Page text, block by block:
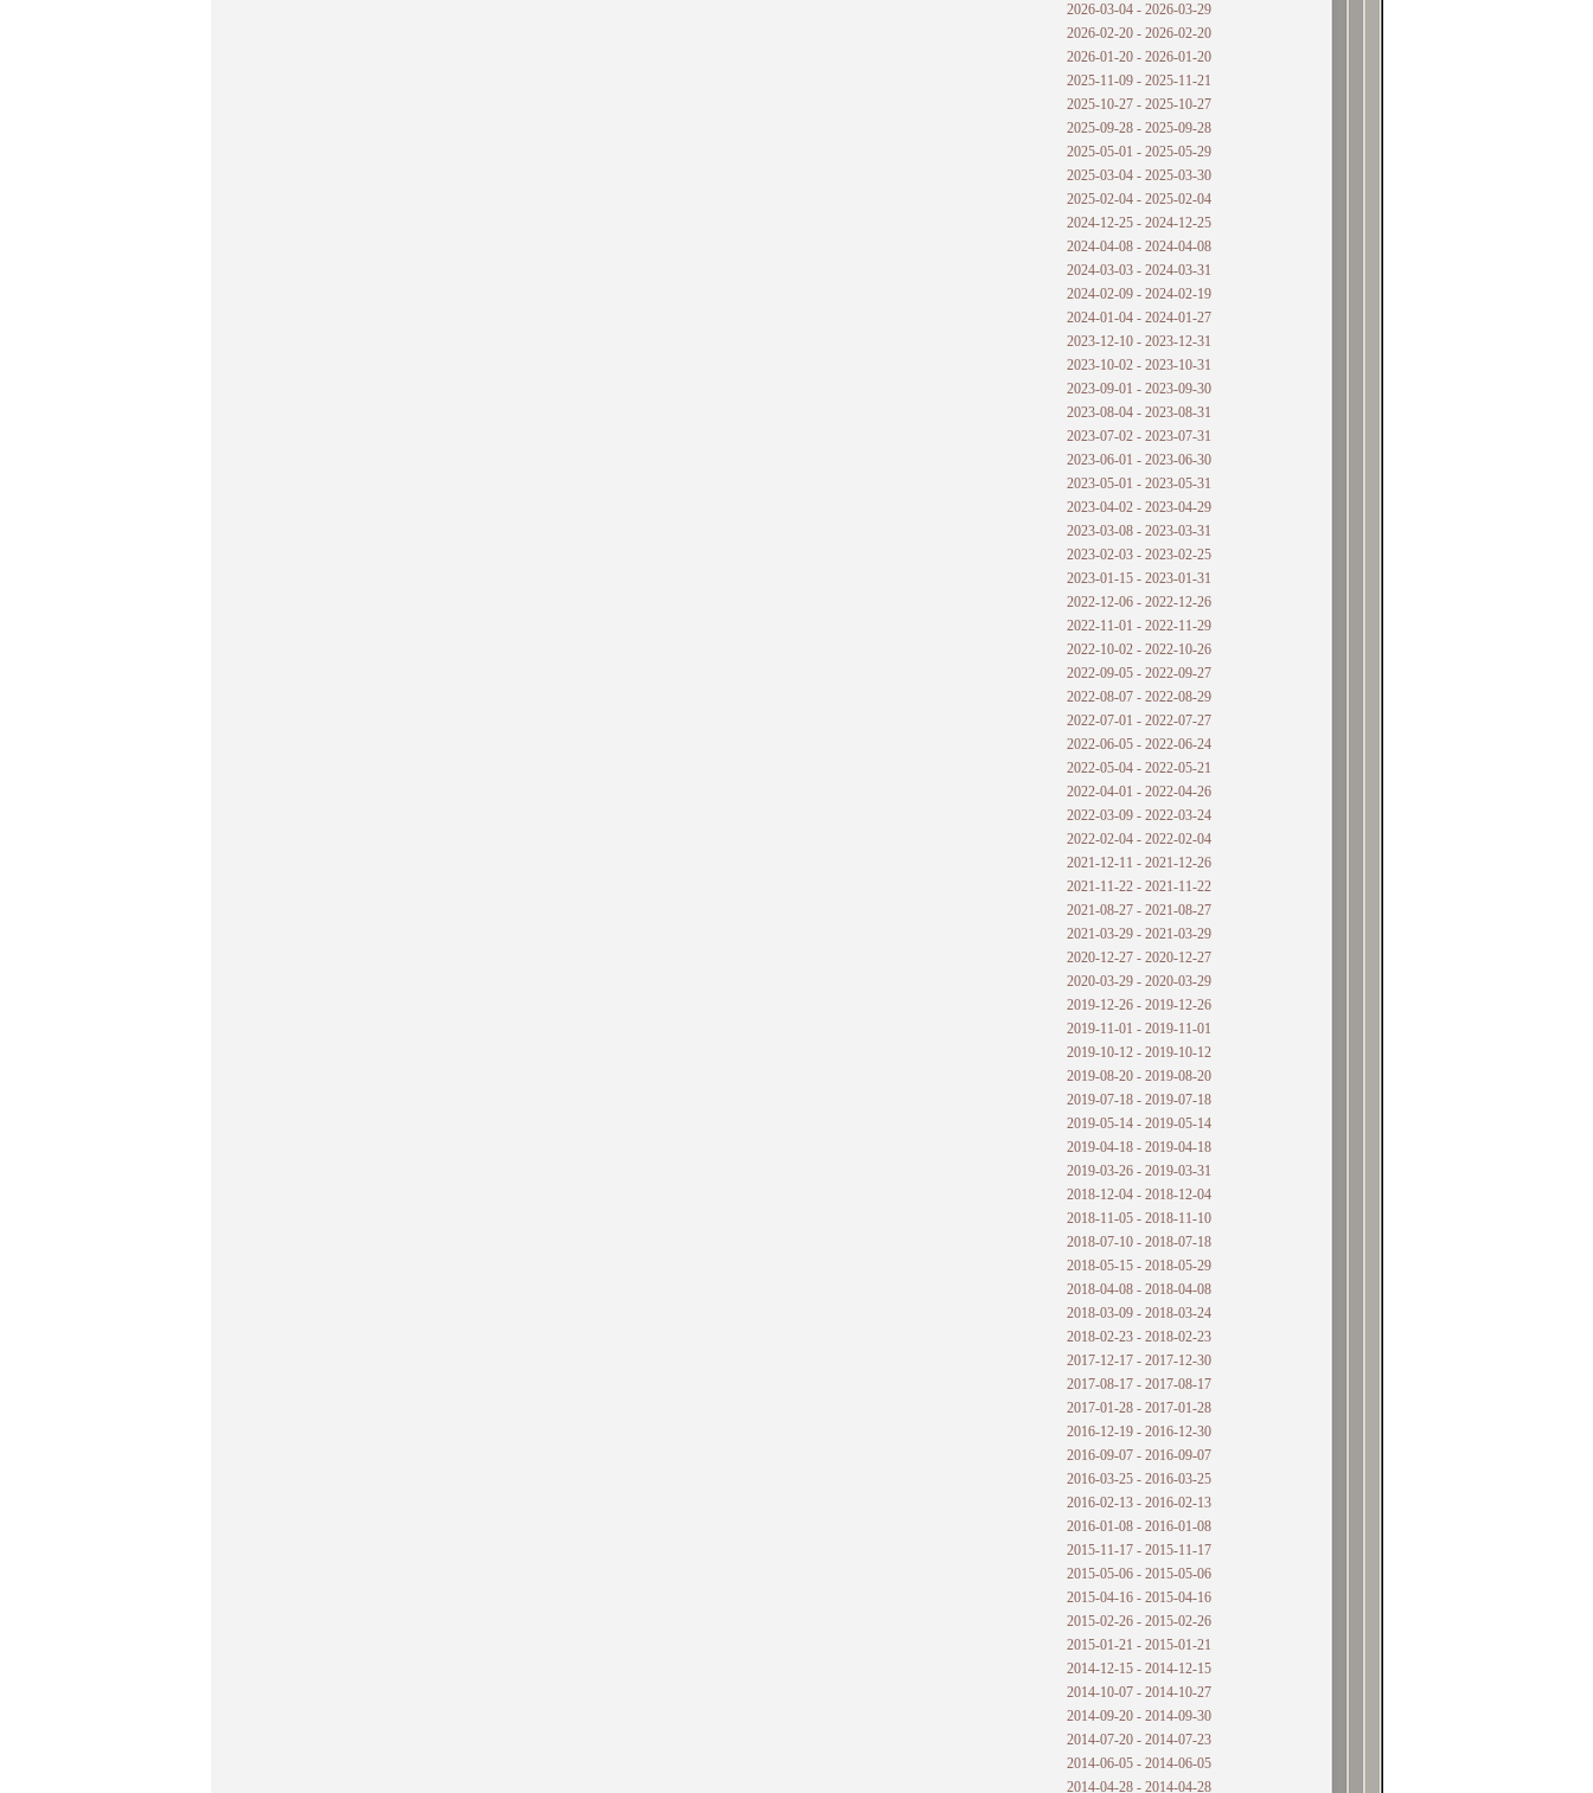
2026-03-04 - 2026-03-29
2026-02-20 - 2026-02-20
2026-01-20 - 2026-01-20
2025-11-09 - 2025-11-21
2025-10-27 - 2025-10-27
2025-09-28 - 2025-09-28
2025-05-01 - 2025-05-29
2025-03-04 - 2025-03-30
2025-02-04 - 2025-02-04
2024-12-25 - 2024-12-25
2024-04-08 - 2024-04-08
2024-03-03 - 2024-03-31
2024-02-09 - 2024-02-19
2024-01-04 - 2024-01-27
2023-12-10 - 2023-12-31
2023-10-02 - 2023-10-31
2023-09-01 - 2023-09-30
2023-08-04 - 2023-08-31
2023-07-02 - 2023-07-31
2023-06-01 - 2023-06-30
2023-05-01 - 2023-05-31
2023-04-02 - 2023-04-29
2023-03-08 - 2023-03-31
2023-02-03 - 2023-02-25
2023-01-15 - 2023-01-31
2022-12-06 - 2022-12-26
2022-11-01 - 2022-11-29
2022-10-02 - 2022-10-26
2022-09-05 - 2022-09-27
2022-08-07 - 2022-08-29
2022-07-01 - 2022-07-27
2022-06-05 - 2022-06-24
2022-05-04 - 2022-05-21
2022-04-01 - 2022-04-26
2022-03-09 - 2022-03-24
2022-02-04 - 2022-02-04
2021-12-11 - 2021-12-26
2021-11-22 - 2021-11-22
2021-08-27 - 2021-08-27
2021-03-29 - 2021-03-29
2020-12-27 - 2020-12-27
2020-03-29 - 2020-03-29
2019-12-26 - 2019-12-26
2019-11-01 - 2019-11-01
2019-10-12 - 2019-10-12
2019-08-20 - 2019-08-20
2019-07-18 - 2019-07-18
2019-05-14 - 2019-05-14
2019-04-18 - 2019-04-18
2019-03-26 - 2019-03-31
2018-12-04 - 2018-12-04
2018-11-05 - 2018-11-10
2018-07-10 - 2018-07-18
2018-05-15 - 2018-05-29
2018-04-08 - 2018-04-08
2018-03-09 - 2018-03-24
2018-02-23 - 2018-02-23
2017-12-17 - 2017-12-30
2017-08-17 - 2017-08-17
2017-01-28 - 2017-01-28
2016-12-19 - 2016-12-30
2016-09-07 - 2016-09-07
2016-03-25 - 2016-03-25
2016-02-13 - 2016-02-13
2016-01-08 - 2016-01-08
2015-11-17 - 2015-11-17
2015-05-06 - 2015-05-06
2015-04-16 - 2015-04-16
2015-02-26 - 2015-02-26
2015-01-21 - 2015-01-21
2014-12-15 - 2014-12-15
2014-10-07 - 2014-10-27
2014-09-20 - 2014-09-30
2014-07-20 - 2014-07-23
2014-06-05 - 2014-06-05
2014-04-28 - 2014-04-28